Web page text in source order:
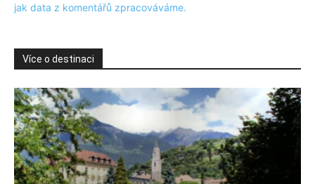
jak data z komentářů zpracováváme.
Více o destinaci